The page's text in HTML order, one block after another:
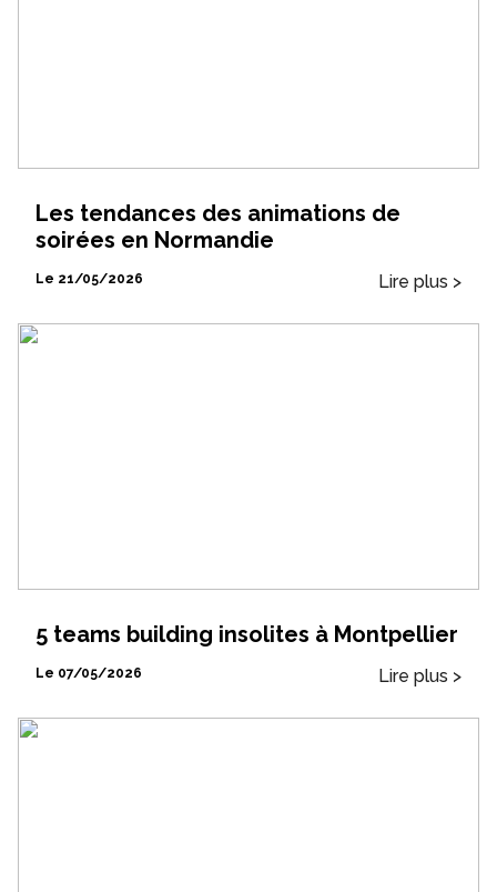
Les tendances des animations de
soirées en Normandie
Le 21/05/2026 Lire plus >
5 teams building insolites à Montpellier
Le 07/05/2026 Lire plus >